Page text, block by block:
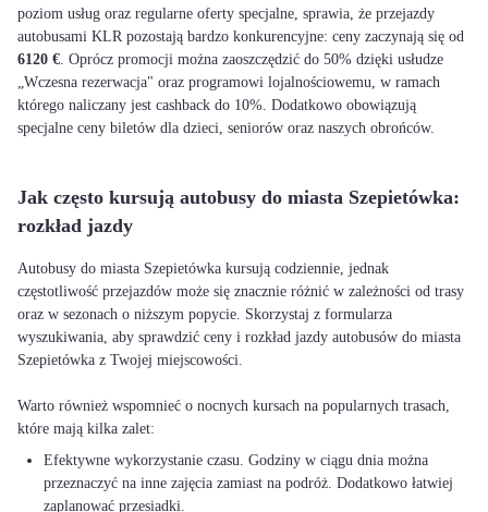
poziom usług oraz regularne oferty specjalne, sprawia, że przejazdy
autobusami KLR pozostają bardzo konkurencyjne: ceny zaczynają się od
6120 €. Oprócz promocji można zaoszczędzić do 50% dzięki usłudze
„Wczesna rezerwacja" oraz programowi lojalnościowemu, w ramach
którego naliczany jest cashback do 10%. Dodatkowo obowiązują
specjalne ceny biletów dla dzieci, seniorów oraz naszych obrońców.
Jak często kursują autobusy do miasta Szepietówka:
rozkład jazdy
Autobusy do miasta Szepietówka kursują codziennie, jednak
częstotliwość przejazdów może się znacznie różnić w zależności od trasy
oraz w sezonach o niższym popycie. Skorzystaj z formularza
wyszukiwania, aby sprawdzić ceny i rozkład jazdy autobusów do miasta
Szepietówka z Twojej miejscowości.
Warto również wspomnieć o nocnych kursach na popularnych trasach,
Efektywne wykorzystanie czasu. Godziny w ciągu dnia można
przeznaczyć na inne zajęcia zamiast na podróż. Dodatkowo łatwiej
zaplanować przesiadki.